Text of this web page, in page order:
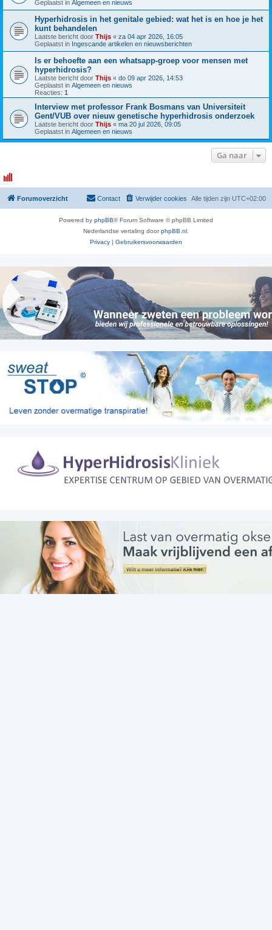
Geplaatst in Algemeen en nieuws
Hyperhidrosis in het genitale gebied: wat het is en hoe je het
kunt behandelen
Laatste bericht door Thijs « za 04 apr 2026, 16:05
Geplaatst in Ingescande artikelen en nieuwsberichten
Is er behoefte aan een whatsapp-groep voor mensen met
hyperhidrosis?
Laatste bericht door Thijs « do 09 apr 2026, 14:53
Geplaatst in Algemeen en nieuws
Reacties: 1
Interview met professor Frank Bosmans van Universiteit
Gent/VUB over nieuw genetische hyperhidrosis onderzoek
Laatste bericht door Thijs « ma 20 jul 2026, 09:05
Geplaatst in Algemeen en nieuws
Ga naar
Forumoverzicht Alle tijden zijn UTC+02:00
Verwijder cookies
Contact
Powered by phpBB® Forum Software © phpBB Limited
Nederlandse vertaling doorphpBB.nl
Privacy | Gebruikersvoorwaarden